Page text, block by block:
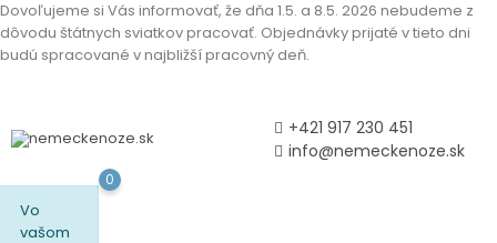
Dovoľujeme si Vás informovať, že dňa 1.5. a 8.5. 2026 nebudeme z
dôvodu štátnych sviatkov pracovať. Objednávky prijaté v tieto dni
budú spracované v najbližší pracovný deň.
+421 917 230 451
info@nemeckenoze.sk
Vo
vašom
0